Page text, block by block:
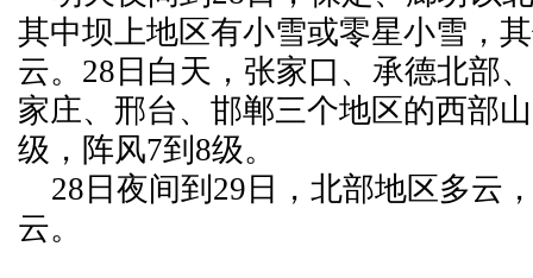
其中坝上地区有小雪或零星小雪，
云。28日白天，张家口、承德北部
家庄、邢台、邯郸三个地区的西部
级，阵风7到8级。
28日夜间到29日，北部地区多云
云。